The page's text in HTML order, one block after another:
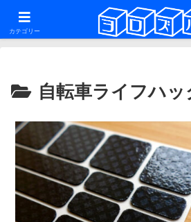
ファットバイク・29er・ミニベロ・グラベルロ
系ブログ
自転車ライフハッ
カテゴリー